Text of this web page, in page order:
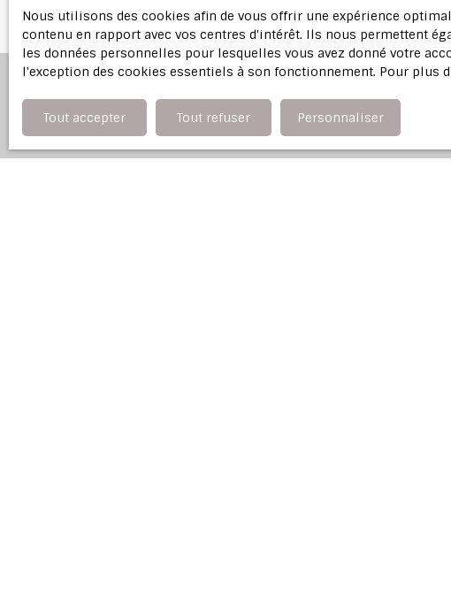
Nous utilisons des cookies afin de vous offrir une expérience
contenu en rapport avec vos centres d'intérêt. Ils nous permettent
les données personnelles pour lesquelles vous avez donné votre
l'exception des cookies essentiels à son fonctionnement. Pour
Tout accepter Tout refuser Personnaliser